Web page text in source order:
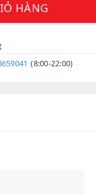
HÀNG
(8:00-22:00)